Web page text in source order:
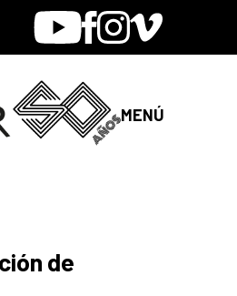
YoutubeFacebook
Instagram
Vimeo
MENÚ
de